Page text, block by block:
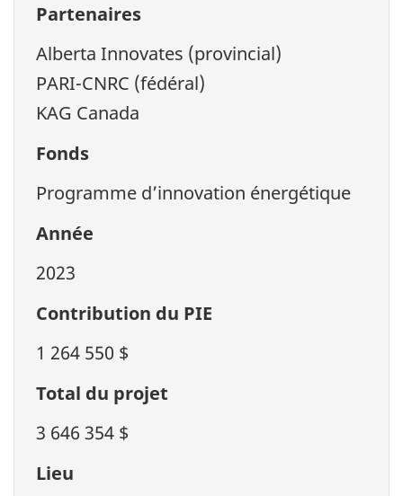
Partenaires
Alberta Innovates (provincial)
PARI-CNRC (fédéral)
KAG Canada
Fonds
Programme d’innovation énergétique
Année
2023
Contribution du PIE
1 264 550 $
Total du projet
3 646 354 $
Lieu